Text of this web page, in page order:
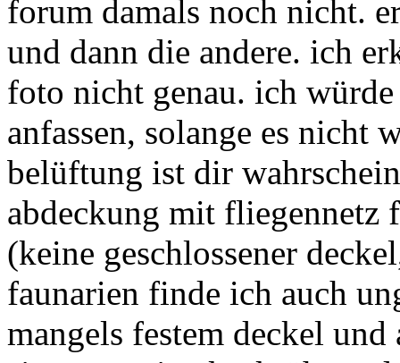
forum damals noch nicht.
und dann die andere. ich
foto nicht genau. ich
anfassen, solange es nicht
belüftung ist dir
abdeckung mit fliegennetz
(keine geschlossener
faunarien finde ich auch
mangels festem deckel